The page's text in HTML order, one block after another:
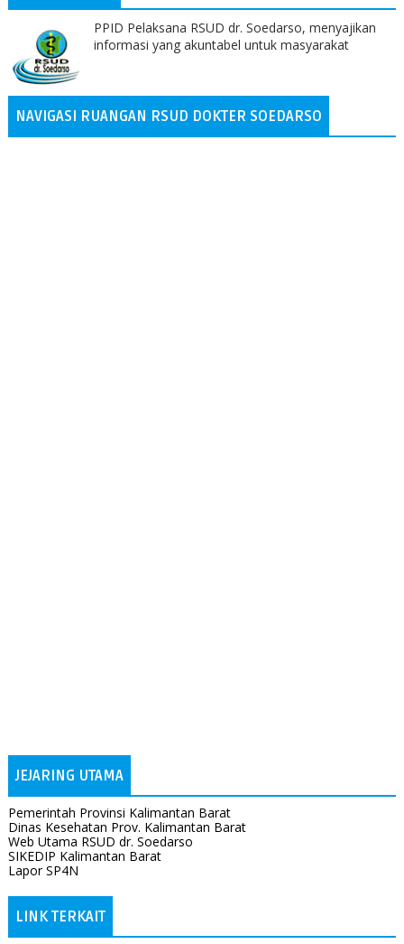
PPID Pelaksana RSUD dr. Soedarso, menyajikan
informasi yang akuntabel untuk masyarakat
NAVIGASI RUANGAN RSUD DOKTER SOEDARSO
JEJARING UTAMA
Pemerintah Provinsi Kalimantan Barat
Dinas Kesehatan Prov. Kalimantan Barat
Web Utama RSUD dr. Soedarso
SIKEDIP Kalimantan Barat
Lapor SP4N
LINK TERKAIT